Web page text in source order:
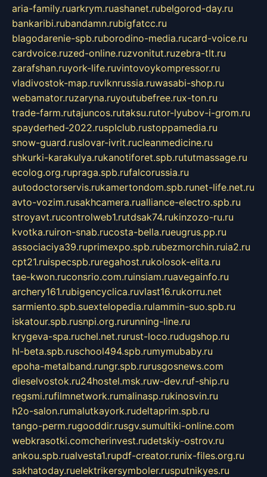
aria-family.ruarkrym.ruashanet.rubelgorod-day.ru
bankaribi.rubandamn.rubigfatcc.ru
blagodarenie-spb.ruborodino-media.rucard-voice.ru
cardvoice.ruzed-online.ruzvonitut.ruzebra-tlt.ru
zarafshan.ruyork-life.ruvintovoykompressor.ru
vladivostok-map.ruvlknrussia.ruwasabi-shop.ru
webamator.ruzaryna.ruyoutubefree.rux-ton.ru
trade-farm.rutajuncos.rutaksu.rutor-lyubov-i-grom.ru
spayderhed-2022.rusplclub.rustoppamedia.ru
snow-guard.ruslovar-ivrit.rucleanmedicine.ru
shkurki-karakulya.rukanotiforet.spb.rututmassage.ru
ecolog.org.rupraga.spb.rufalcorussia.ru
autodoctorservis.rukamertondom.spb.runet-life.net.ru
avto-vozim.rusakhcamera.rualliance-electro.spb.ru
stroyavt.rucontrolweb1.rutdsak74.rukinzozo-ru.ru
kvotka.ruiron-snab.rucosta-bella.rueugrus.pp.ru
associaciya39.ruprimexpo.spb.rubezmorchin.ruia2.ru
cpt21.ruispecspb.ruregahost.rukolosok-elita.ru
tae-kwon.ruconsrio.com.ruinsiam.ruavegainfo.ru
archery161.rubigencyclica.ruvlast16.rukorru.net
sarmiento.spb.suextelopedia.rulammin-suo.spb.ru
iskatour.spb.rusnpi.org.rurunning-line.ru
krygeva-spa.ruchel.net.rurust-loco.rudugshop.ru
hl-beta.spb.ruschool494.spb.rumymubaby.ru
epoha-metalband.rungr.spb.rurusgosnews.com
dieselvostok.ru24hostel.msk.ruw-dev.ruf-ship.ru
regsmi.rufilmnetwork.rumalinasp.rukinosvin.ru
h2o-salon.rumalutkayork.rudeltaprim.spb.ru
tango-perm.rugooddir.rusgv.sumultiki-online.com
webkrasotki.comcherinvest.rudetskiy-ostrov.ru
ankou.spb.rualvesta1.rupdf-creator.runix-files.org.ru
sakhatoday.ruelektrikersymboler.rusputnikyes.ru